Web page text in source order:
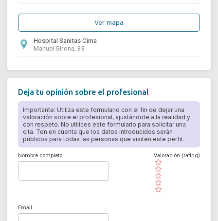
Ver mapa
Hospital Sanitas Cima
Manuel Girona, 33
Deja tu opinión sobre el profesional
Importante: Utiliza este formulario con el fin de dejar una
valoración sobre el profesional, ajustándote a la realidad y
con respeto. No utilices este formulario para solicitar una
cita. Ten en cuenta que los datos introducidos serán
públicos para todas las personas que visiten este perfil.
Nombre completo
( )
( )
( )
( )
( )
Valoración (rating)
Email